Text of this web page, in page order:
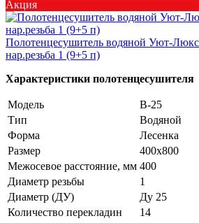
Акция
Полотенцесушитель водяной Уют-
нар.резьба 1 (9+5 п)
Характеристики полотенцесушителя
Модель
В-25
Тип
Водяной
Форма
Лесенка
Размер
400х800
Межосевое расстояние, мм 400
Диаметр резьбы
1
Диаметр (ДУ)
Ду 25
Количество перекладин
14